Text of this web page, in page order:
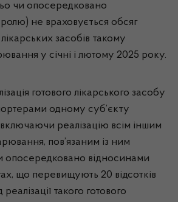
чи опосередковано
не враховується обсяг
лікарських засобів такому
у січні і лютому 2025 року.
готового лікарського засобу
одному суб’єкту
реалізацію всім іншим
пов’язаним із ним
опосередковано відносинами
що перевищують 20 відсотків
такого готового